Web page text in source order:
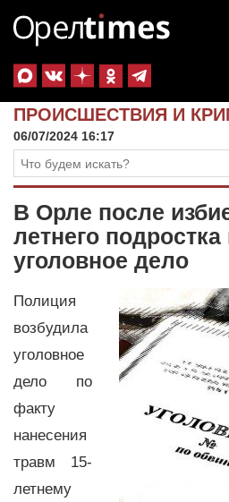
ПРОИСШЕСТВИЯ И
06/07/2024 16:17
В Орле после
летнего
уголовное дело
Полиция
возбудила
уголовное
дело по
факту
нанесения
травм 15-
летнему